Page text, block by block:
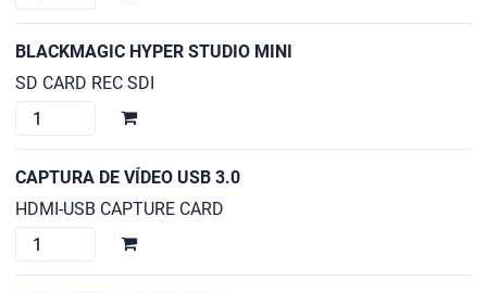
STUDIO
BLACKMAGIC HYPER STUDIO MINI
SD CARD REC SDI
BLACKMAGIC
STUDIO
cantidad
CAPTURA DE VÍDEO USB 3.0
HDMI-USB CAPTURE CARD
CAPTURA